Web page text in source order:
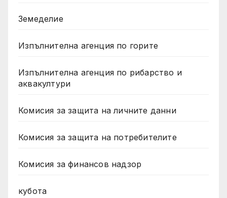
Земеделие
Изпълнителна агенция по горите
Изпълнителна агенция по рибарство и
аквакултури
Комисия за защита на личните данни
Комисия за защита на потребителите
Комисия за финансов надзор
кубота